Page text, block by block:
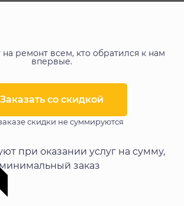
ремонт всем, кто обратился к нам
впервые.
Заказать со скидкой​
скидки не суммируются
при оказании услуг на сумму,
заказ